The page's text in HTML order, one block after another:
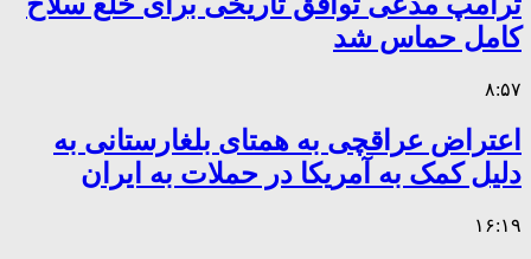
کامل حماس شد
۸:۵۷
اعتراض عراقچی به همتای بلغارستانی به
دلیل کمک به آمریکا در حملات به ایران
۱۶:۱۹